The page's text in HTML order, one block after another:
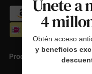
Productos
Únete a
4
Obtén acceso
y beneficios